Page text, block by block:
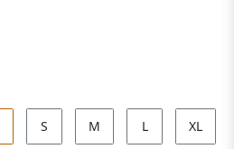
S M L XL